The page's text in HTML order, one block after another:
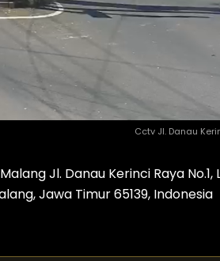
Cctv Jl. Danau
Jl. Danau Kerinci Raya No.1,
Jawa Timur 65139, Indonesia